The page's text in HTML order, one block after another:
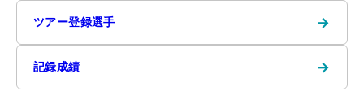
ツアー登録選手 →
記録成績 →